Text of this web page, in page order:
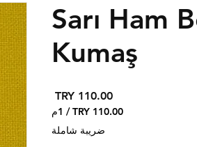
Sarı Ham
Kumaş
السعر
/ 1م
‏110.00 TRY
ضريبة شاملة